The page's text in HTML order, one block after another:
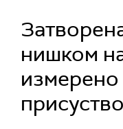
нишком